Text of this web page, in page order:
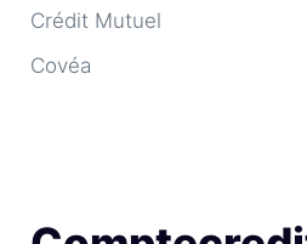
Crédit Mutuel
Covéa